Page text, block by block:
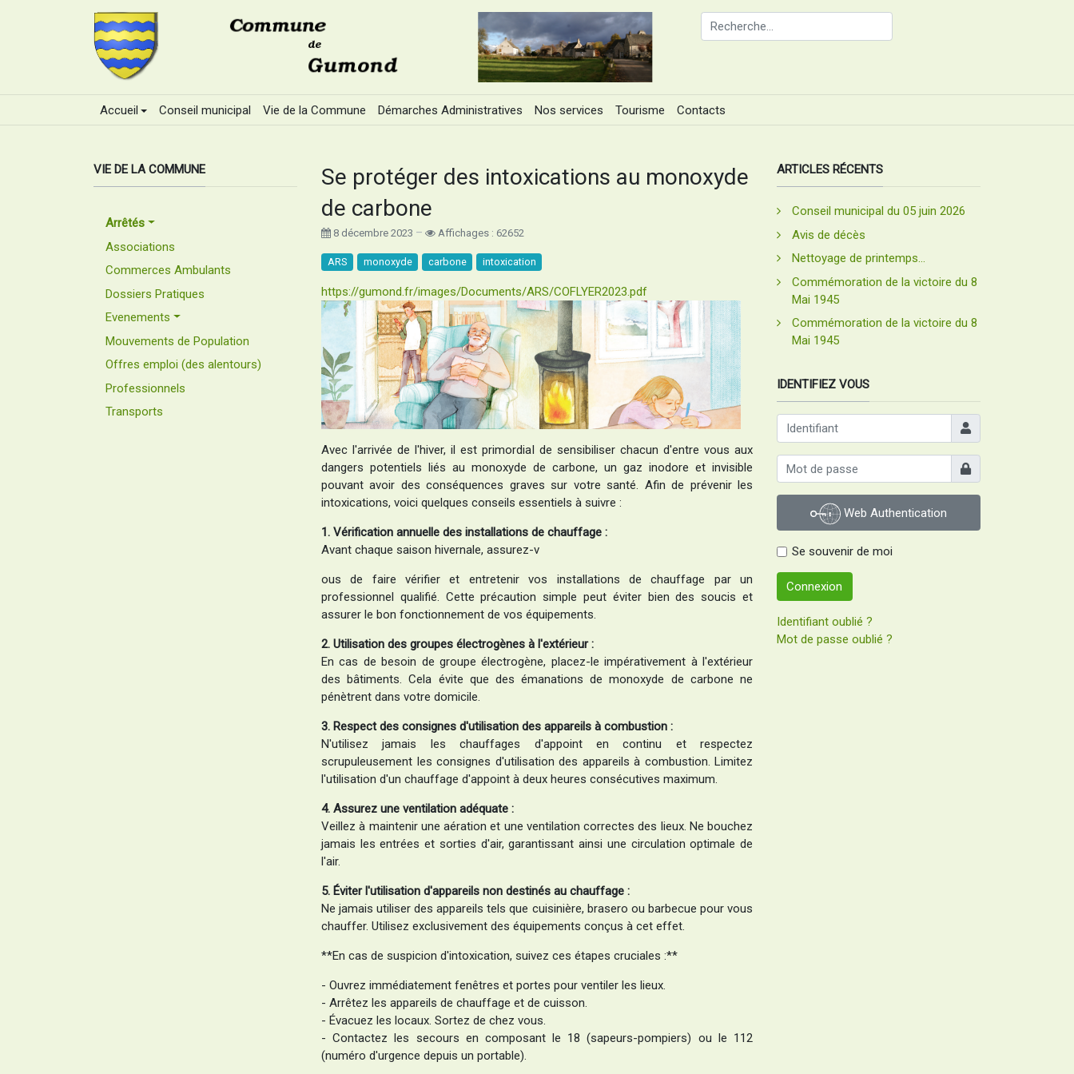
Accueil Conseil municipal Vie de la Commune Démarches Administratives Nos services Tourisme Contacts
Se protéger des intoxications au monoxyde
de carbone
8 décembre 2023 Affichages : 62652
ARS monoxyde carbone intoxication
https://gumond.fr/images/Documents/ARS/COFLYER2023.pdf
Avec l'arrivée de l'hiver, il est primordial de sensibiliser chacun d'entre vous aux
dangers potentiels liés au monoxyde de carbone, un gaz inodore et invisible
pouvant avoir des conséquences graves sur votre santé. Afin de prévenir les
intoxications, voici quelques conseils essentiels à suivre :
1. Vérification annuelle des installations de chauffage :
Avant chaque saison hivernale, assurez-v
ous de faire vérifier et entretenir vos installations de chauffage par un
professionnel qualifié. Cette précaution simple peut éviter bien des soucis et
assurer le bon fonctionnement de vos équipements.
2. Utilisation des groupes électrogènes à l'extérieur :
En cas de besoin de groupe électrogène, placez-le impérativement à l'extérieur
des bâtiments. Cela évite que des émanations de monoxyde de carbone ne
pénètrent dans votre domicile.
3. Respect des consignes d'utilisation des appareils à combustion :
N'utilisez jamais les chauffages d'appoint en continu et respectez
scrupuleusement les consignes d'utilisation des appareils à combustion. Limitez
l'utilisation d'un chauffage d'appoint à deux heures consécutives maximum.
4. Assurez une ventilation adéquate :
Veillez à maintenir une aération et une ventilation correctes des lieux. Ne bouchez
jamais les entrées et sorties d'air, garantissant ainsi une circulation optimale de
l'air.
5. Éviter l'utilisation d'appareils non destinés au chauffage :
Ne jamais utiliser des appareils tels que cuisinière, brasero ou barbecue pour vous
chauffer. Utilisez exclusivement des équipements conçus à cet effet.
**En cas de suspicion d'intoxication, suivez ces étapes cruciales :**
- Ouvrez immédiatement fenêtres et portes pour ventiler les lieux.
- Arrêtez les appareils de chauffage et de cuisson.
- Évacuez les locaux. Sortez de chez vous.
- Contactez les secours en composant le 18 (sapeurs-pompiers) ou le 112
(numéro d'urgence depuis un portable).
VIE DE LA COMMUNE
Arrêtés
Associations
Commerces Ambulants
Dossiers Pratiques
Evenements
Mouvements de Population
Offres emploi (des alentours)
Professionnels
Transports
ARTICLES RÉCENTS
Conseil municipal du 05 juin 2026
Avis de décès
Nettoyage de printemps...
Commémoration de la victoire du 8
Mai 1945
Commémoration de la victoire du 8
Mai 1945
IDENTIFIEZ VOUS
Identifiant
Afficher
Web Authentication
Se souvenir de moi
Connexion
Identifiant oublié ?
Mot de passe oublié ?